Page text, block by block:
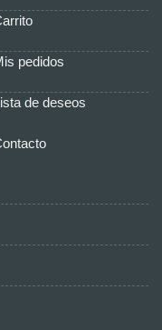
pedidos
de deseos